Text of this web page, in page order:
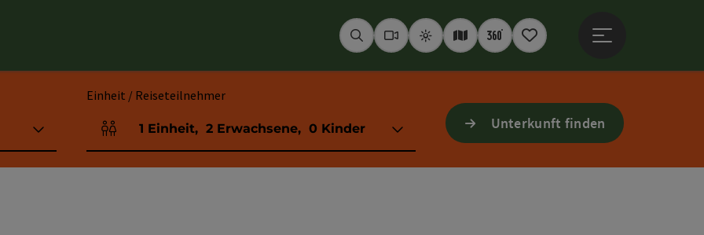
SuchenWebcams
WetterInteraktive Karte
360° Panoramen
Merkzettel
Einheit / Reiseteilnehmer
Einheitenanzahl und Personenfelder
1 Einheit, 2 Erwachsene, 0 Kinder Unterkunft finden